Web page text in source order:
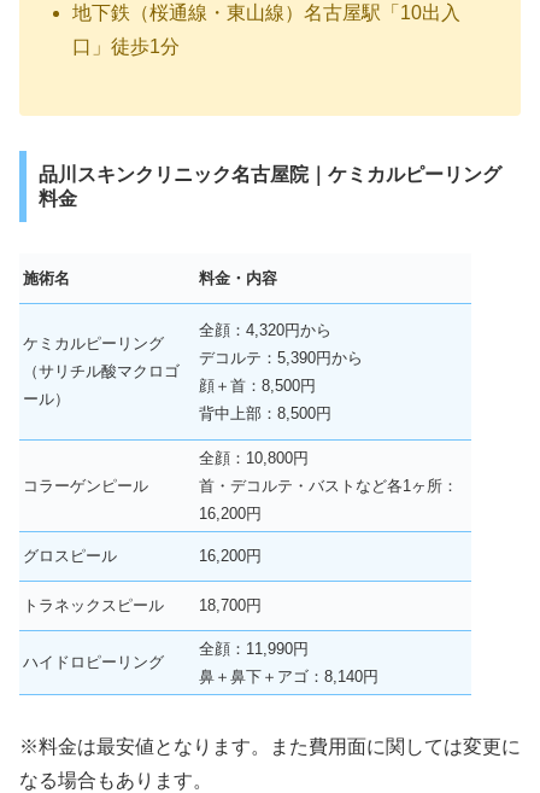
地下鉄（桜通線・東山線）名古屋駅「10出入
口」徒歩1分
品川スキンクリニック名古屋院｜ケミカルピーリング
料金
施術名 料金・内容
ケミカルピーリング
（サリチル酸マクロゴ
ール）
全顔：4,320円から
デコルテ：5,390円から
顔＋首：8,500円
背中上部：8,500円
コラーゲンピール
全顔：10,800円
首・デコルテ・バストなど各1ヶ所：
16,200円
グロスピール 16,200円
トラネックスピール 18,700円
ハイドロピーリング
全顔：11,990円
鼻＋鼻下＋アゴ：8,140円
※料金は最安値となります。また費用面に関しては変更に
なる場合もあります。